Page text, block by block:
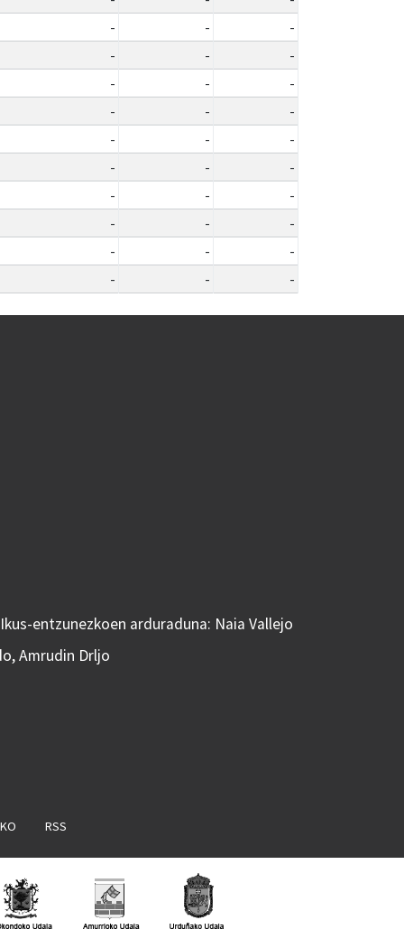
- -
-
- -
-
- -
-
- -
-
- -
-
- -
-
- -
-
- -
-
- -
-
- - -
entzunezkoen arduraduna: Naia Vallejo
Amrudin Drljo
RSS